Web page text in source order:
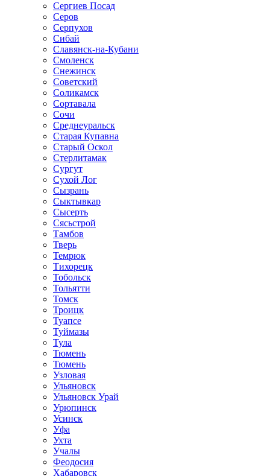
Сергиев Посад
Серов
Серпухов
Сибай
Славянск-на-Кубани
Смоленск
Снежинск
Советский
Соликамск
Сортавала
Сочи
Среднеуральск
Старая Купавна
Старый Оскол
Стерлитамак
Сургут
Сухой Лог
Сызрань
Сыктывкар
Сысерть
Сясьстрой
Тамбов
Тверь
Темрюк
Тихорецк
Тобольск
Тольятти
Томск
Троицк
Туапсе
Туймазы
Тула
Тюмень
Тюмень
Узловая
Ульяновск
Ульяновск Урай
Урюпинск
Усинск
Уфа
Ухта
Учалы
Феодосия
Хабаровск